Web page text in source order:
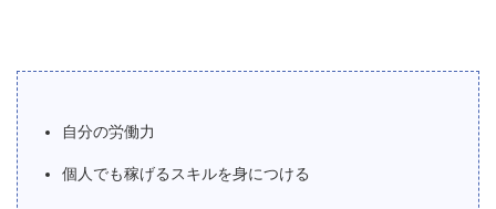
自分の労働力
個人でも稼げるスキルを身につける